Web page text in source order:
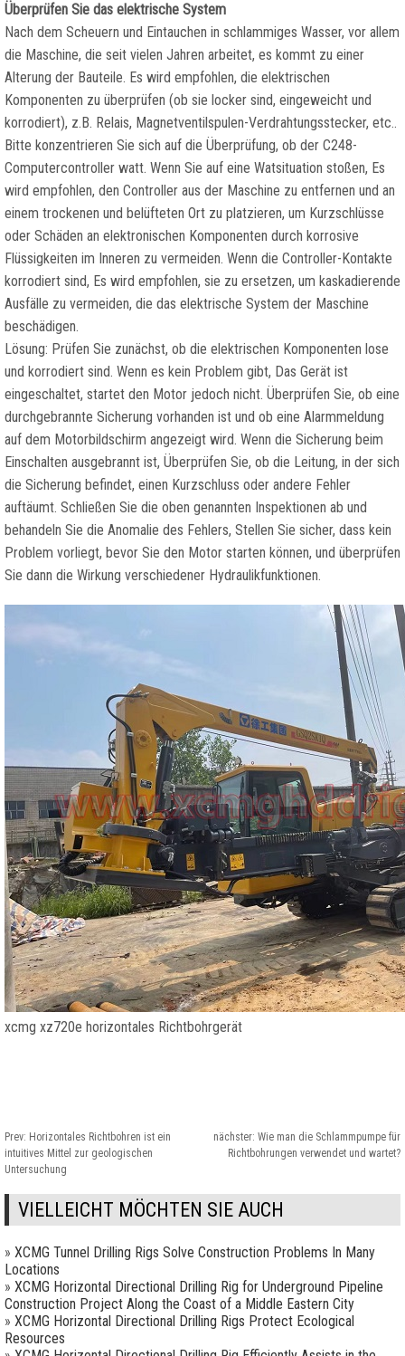
Überprüfen Sie das elektrische System
Nach dem Scheuern und Eintauchen in schlammiges Wasser, vor allem
die Maschine, die seit vielen Jahren arbeitet, es kommt zu einer
Alterung der Bauteile. Es wird empfohlen, die elektrischen
Komponenten zu überprüfen (ob sie locker sind, eingeweicht und
korrodiert), z.B. Relais, Magnetventilspulen-Verdrahtungsstecker, etc..
Bitte konzentrieren Sie sich auf die Überprüfung, ob der C248-
Computercontroller watt. Wenn Sie auf eine Watsituation stoßen, Es
wird empfohlen, den Controller aus der Maschine zu entfernen und an
einem trockenen und belüfteten Ort zu platzieren, um Kurzschlüsse
oder Schäden an elektronischen Komponenten durch korrosive
Flüssigkeiten im Inneren zu vermeiden. Wenn die Controller-Kontakte
korrodiert sind, Es wird empfohlen, sie zu ersetzen, um kaskadierende
Ausfälle zu vermeiden, die das elektrische System der Maschine
beschädigen.
Lösung: Prüfen Sie zunächst, ob die elektrischen Komponenten lose
und korrodiert sind. Wenn es kein Problem gibt, Das Gerät ist
eingeschaltet, startet den Motor jedoch nicht. Überprüfen Sie, ob eine
durchgebrannte Sicherung vorhanden ist und ob eine Alarmmeldung
auf dem Motorbildschirm angezeigt wird. Wenn die Sicherung beim
Einschalten ausgebrannt ist, Überprüfen Sie, ob die Leitung, in der sich
die Sicherung befindet, einen Kurzschluss oder andere Fehler
auftäumt. Schließen Sie die oben genannten Inspektionen ab und
behandeln Sie die Anomalie des Fehlers, Stellen Sie sicher, dass kein
Problem vorliegt, bevor Sie den Motor starten können, und überprüfen
Sie dann die Wirkung verschiedener Hydraulikfunktionen.
xcmg xz720e horizontales Richtbohrgerät
Prev: Horizontales Richtbohren ist ein
intuitives Mittel zur geologischen
Untersuchung
nächster: Wie man die Schlammpumpe für
Richtbohrungen verwendet und wartet?
VIELLEICHT MÖCHTEN SIE AUCH
» XCMG Tunnel Drilling Rigs Solve Construction Problems In Many
Locations
» XCMG Horizontal Directional Drilling Rig for Underground Pipeline
Construction Project Along the Coast of a Middle Eastern City
» XCMG Horizontal Directional Drilling Rigs Protect Ecological
Resources